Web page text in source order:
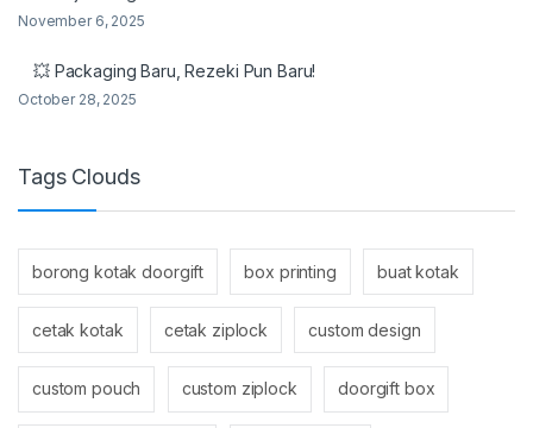
November 6, 2025
💥 Packaging Baru, Rezeki Pun Baru!
October 28, 2025
Tags Clouds
borong kotak doorgift box printing buat kotak
cetak kotak cetak ziplock custom design
custom pouch custom ziplock doorgift box